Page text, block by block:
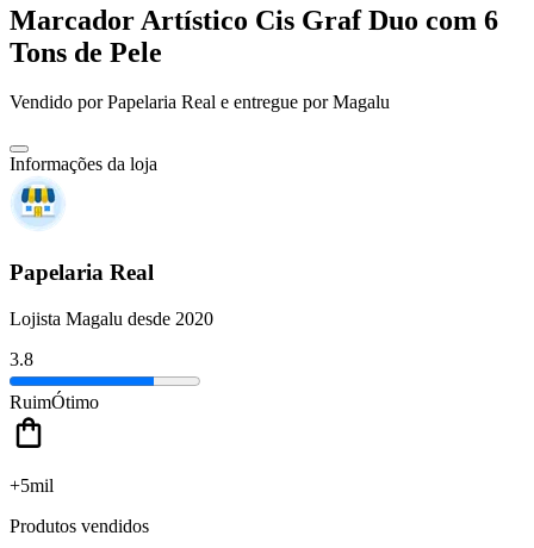
Marcador Artístico Cis Graf Duo com 6
Tons de Pele
Vendido porPapelaria Real e entregue por Magalu
Informações da loja
Papelaria Real
Lojista Magalu desde 2020
3.8
RuimÓtimo
+5mil
Produtos vendidos